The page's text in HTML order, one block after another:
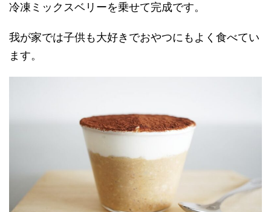
冷凍ミックスベリーを乗せて完成です。
我が家では子供も大好きでおやつにもよく食べてい
ます。